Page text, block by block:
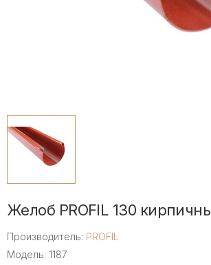
Желоб PROFIL 130
Производитель: PROFIL
Модель: 1187